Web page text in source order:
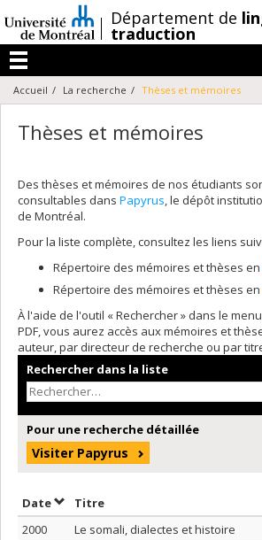
au
contenu
/Département de
traduction
Menu
Accueil La recherche Thèses et mémoires
Thèses et mémoires
Des thèses et mémoires de nos étudiants
consultables dans Papyrus, le dépôt
de Montréal.
Pour la liste complète, consultez les liens
Répertoire des mémoires et thèses en
Répertoire des mémoires et thèses en
À l'aide de l'outil « Rechercher » dans le
PDF, vous aurez accès aux mémoires et
auteur, par directeur de recherche ou par
Rechercher dans la liste
Pour une recherche détaillée
Visiter Papyrus
DateTrier par date en ordre décroissant
Titre
2000
Le somali, dialectes et histoire